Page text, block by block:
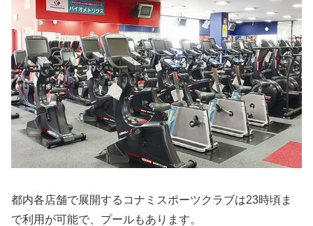
都内各店舗で展開するコナミスポーツクラブは23時頃ま
で利用が可能で、プールもあります。